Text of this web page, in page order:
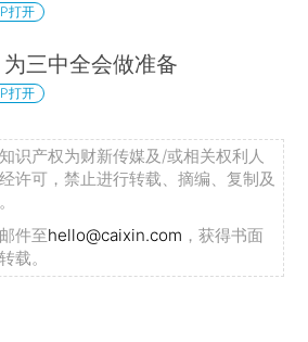
打开
三中全会做准备
打开
识产权为财新传媒及/或相关权利人
许可，禁止进行转载、摘编、复制及
件至hello@caixin.com ，获得书面
载。